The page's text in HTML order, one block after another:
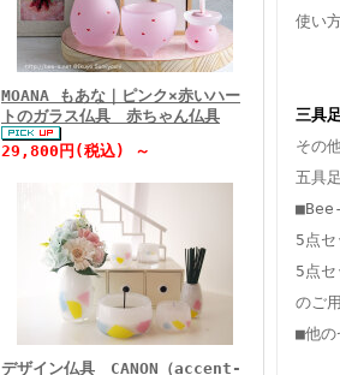
MOANA もあな｜ピンク×赤いハー
トのガラス仏具 赤ちゃん仏具
29,800円(税込) ～
デザイン仏具 CANON（accent-
使い
三具
その
五具
5点セ
5点
のご
■他の